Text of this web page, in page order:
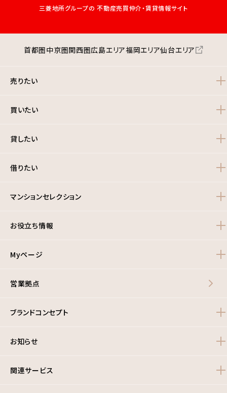
三菱地所グループの 不動産売買仲介・賃貸情報サイト
首都圏中京圏関西圏広島エリア福岡エリア仙台エリア
売りたい
買いたい
貸したい
借りたい
マンションセレクション
お役立ち情報
Myページ
営業拠点
ブランドコンセプト
お知らせ
関連サービス